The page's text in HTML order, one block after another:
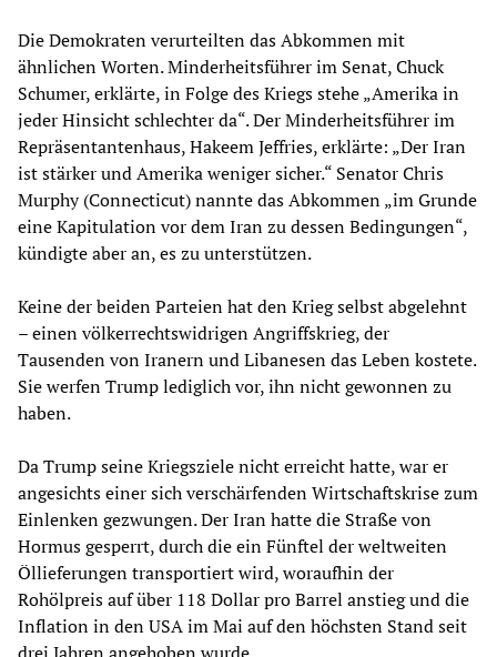
Die Demokraten verurteilten das Abkommen mit
ähnlichen Worten. Minderheitsführer im Senat, Chuck
Schumer, erklärte, in Folge des Kriegs stehe „Amerika in
jeder Hinsicht schlechter da“. Der Minderheitsführer im
Repräsentantenhaus, Hakeem Jeffries, erklärte: „Der Iran
ist stärker und Amerika weniger sicher.“ Senator Chris
Murphy (Connecticut) nannte das Abkommen „im Grunde
eine Kapitulation vor dem Iran zu dessen Bedingungen“,
kündigte aber an, es zu unterstützen.
Keine der beiden Parteien hat den Krieg selbst abgelehnt
– einen völkerrechtswidrigen Angriffskrieg, der
Tausenden von Iranern und Libanesen das Leben kostete.
Sie werfen Trump lediglich vor, ihn nicht gewonnen zu
haben.
Da Trump seine Kriegsziele nicht erreicht hatte, war er
angesichts einer sich verschärfenden Wirtschaftskrise zum
Einlenken gezwungen. Der Iran hatte die Straße von
Hormus gesperrt, durch die ein Fünftel der weltweiten
Öllieferungen transportiert wird, woraufhin der
Rohölpreis auf über 118 Dollar pro Barrel anstieg und die
Inflation in den USA im Mai auf den höchsten Stand seit